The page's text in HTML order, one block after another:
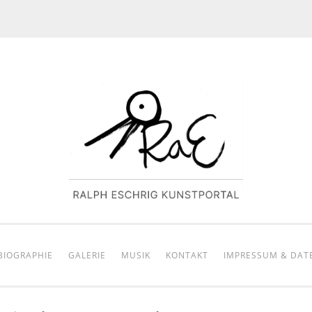
GALERIE MUSIK KONTAKT IMPRESSUM &